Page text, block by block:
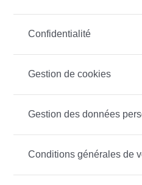
Confidentialité
Gestion de cookies
Gestion des données
Conditions générales de